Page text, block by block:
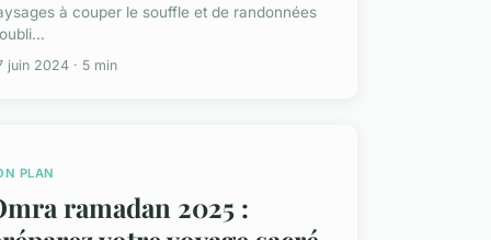
à couper le souffle et de randonnées
juin 2024 · 5 min
PLAN
ramadan 2025 :